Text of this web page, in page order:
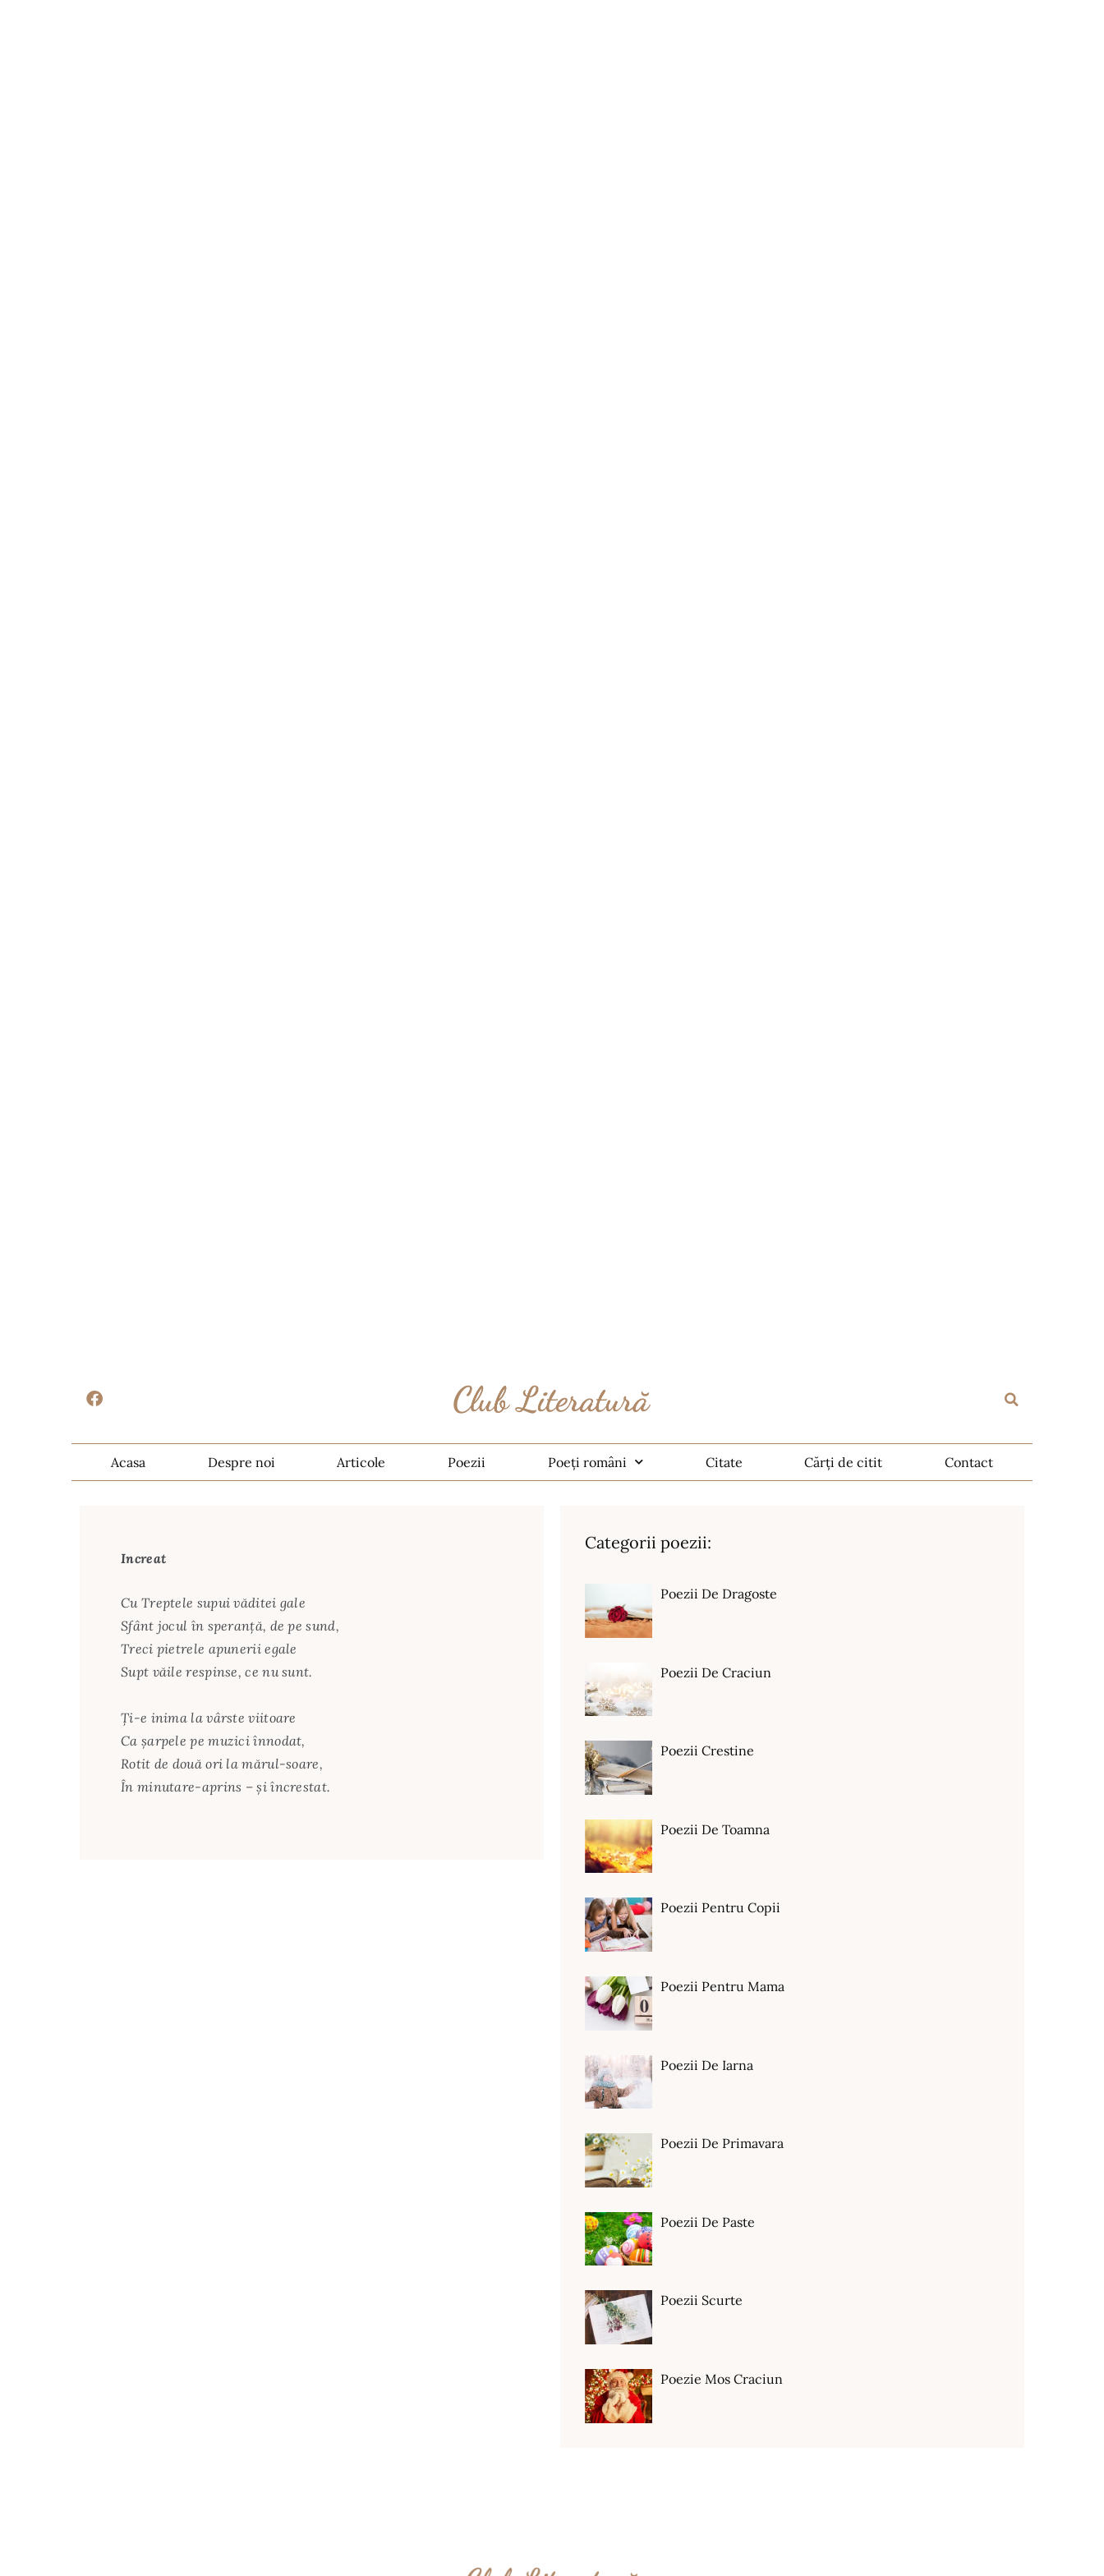
Acasa Despre noi Articole Poezii Poeți români Citate Cărți de citit Contact
Increat
Cu Treptele supui văditei gale
Sfânt jocul în speranţă, de pe sund,
Treci pietrele apunerii egale
Supt văile respinse, ce nu sunt.
Ţi-e inima la vârste viitoare
Ca şarpele pe muzici înnodat,
Rotit de două ori la mărul-soare,
În minutare-aprins – şi încrestat.
Categorii poezii:
Poezii De Dragoste
Poezii De Craciun
Poezii Crestine
Poezii De Toamna
Poezii Pentru Copii
Poezii Pentru Mama
Poezii De Iarna
Poezii De Primavara
Poezii De Paste
Poezii Scurte
Poezie Mos Craciun